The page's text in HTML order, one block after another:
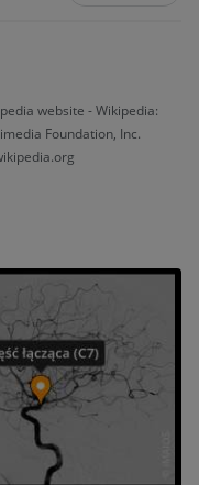
website - Wikipedia:
Foundation, Inc.